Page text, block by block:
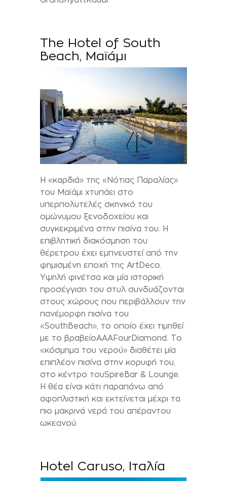
The Hotel of South
Beach, Μαϊάμι
Η «καρδιά» της «Νότιας Παραλίας»
του Μαϊάμι χτυπάει στο
υπερπολυτελές σκηνικό του
ομώνυμου ξενοδοχείου και
συγκεκριμένα στην πισίνα του. Η
επιβλητική διακόσμηση του
θέρετρου έχει εμπνευστεί από την
φημισμένη εποχή της Art Deco.
Υψηλή φινέτσα και μία ιστορική
προσέγγιση του στυλ συνδυάζονται
στους χώρους που περιβάλλουν την
πανέμορφη πισίνα του
«South Beach», το οποίο έχει τιμηθεί
με το βραβείοAAAFourDiamond. Το
«κόσμημα του νερού» διαθέτει μία
επιπλέον πισίνα στην κορυφή του,
στο κέντρο τουSpire Bar & Lounge.
Η θέα είναι κάτι παραπάνω από
αφοπλιστική και εκτείνεται μέχρι τα
πιο μακρινά νερά του απέραντου
ωκεανού.
Hotel Caruso, Ιταλία